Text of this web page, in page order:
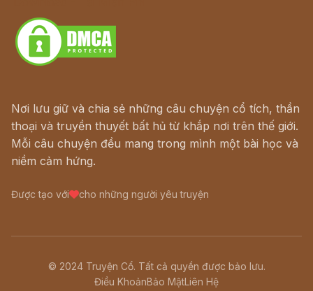
Nơi lưu giữ và chia sẻ những câu chuyện cổ tích, thần
thoại và truyền thuyết bất hủ từ khắp nơi trên thế giới.
Mỗi câu chuyện đều mang trong mình một bài học và
niềm cảm hứng.
Được tạo với cho những người yêu truyện
© 2024 Truyện Cổ. Tất cả quyền được bảo lưu.
Điều KhoảnBảo MậtLiên Hệ